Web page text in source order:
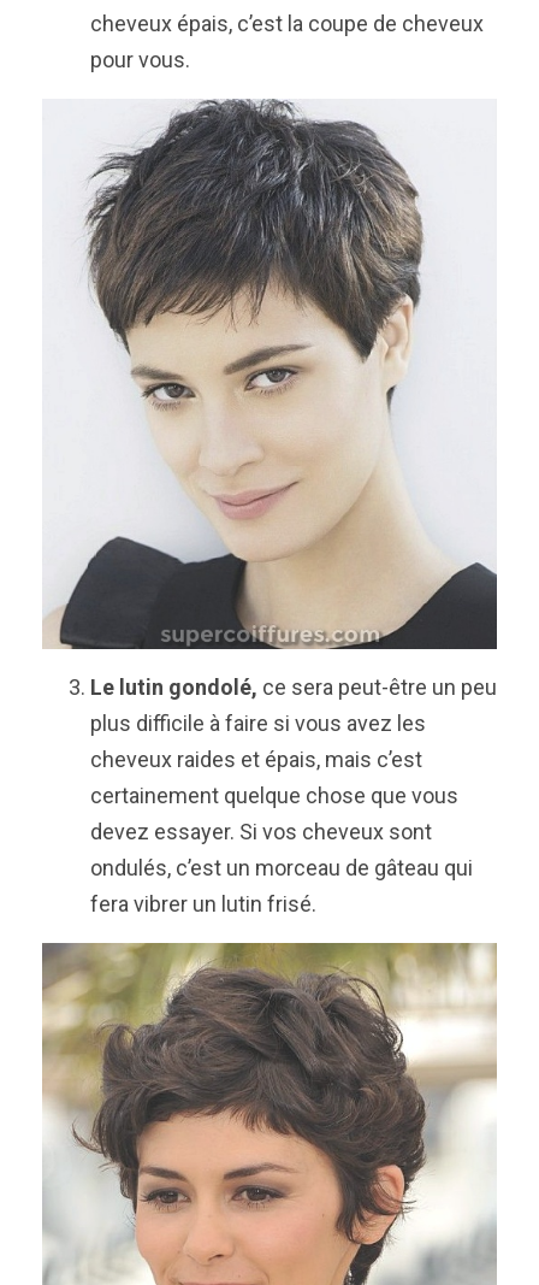
cheveux épais, c’est la coupe de cheveux
pour vous.
Le lutin gondolé, ce sera peut-être un peu
plus difficile à faire si vous avez les
cheveux raides et épais, mais c’est
certainement quelque chose que vous
devez essayer. Si vos cheveux sont
ondulés, c’est un morceau de gâteau qui
fera vibrer un lutin frisé.